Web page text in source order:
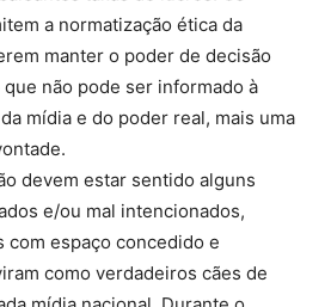
a normatização ética da
manter o poder de decisão
não pode ser informado à
mídia e do poder real, mais uma
devem estar sentido alguns
e/ou mal intencionados,
com espaço concedido e
como verdadeiros cães de